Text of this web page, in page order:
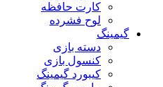
کارت حافظه
لوح فشرده
گیمینگ
دسته بازی
کنسول بازی
کیبورد گیمینگ